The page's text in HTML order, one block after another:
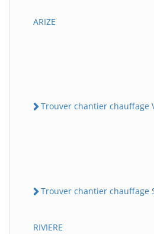
ARIZE
Trouver chantier chauffage
Trouver chantier chauffage
RIVIERE